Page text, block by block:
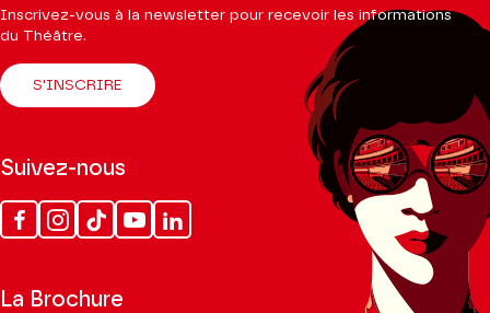
Inscrivez-vous à la newsletter pour recevoir les informations
du Théâtre.
S'INSCRIRE
Suivez-nous
FacebookInstagram
Tik
Tok
YoutubeLinkedin
La Brochure